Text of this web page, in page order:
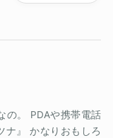
の。 PDAや携帯電話
ナ』 かなりおもしろ